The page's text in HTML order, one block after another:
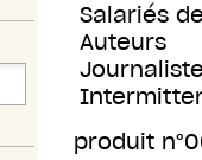
Salariés
Auteurs
produit n°